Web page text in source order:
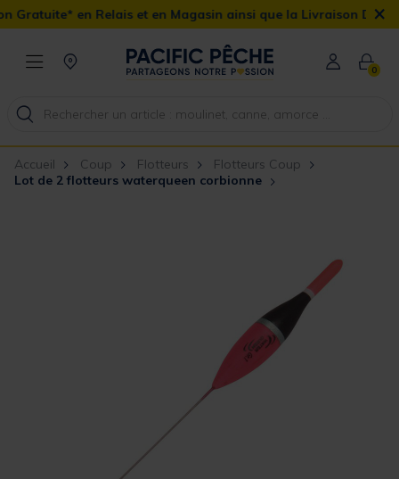
et en Magasin ainsi que la Livraison Domicile offerte dès
×
0
Accueil Coup Flotteurs
Flotteurs Coup
Lot de 2 flotteurs waterqueen corbionne